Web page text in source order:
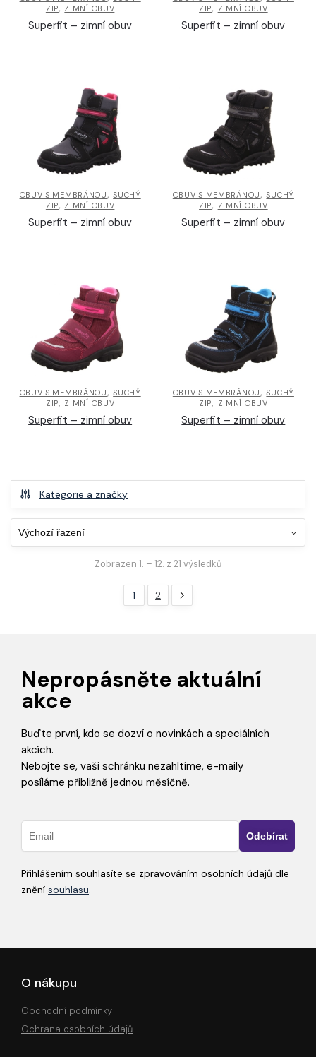
ZIP, ZIMNÍ OBUV
Superfit – zimní obuv
ZIP, ZIMNÍ OBUV
Superfit – zimní obuv
OBUV S MEMBRÁNOU,SUCHÝ
ZIP, ZIMNÍ OBUV
Superfit – zimní obuv
OBUV S MEMBRÁNOU,SUCHÝ
ZIP, ZIMNÍ OBUV
Superfit – zimní obuv
OBUV S MEMBRÁNOU,SUCHÝ
ZIP, ZIMNÍ OBUV
Superfit – zimní obuv
OBUV S MEMBRÁNOU,SUCHÝ
ZIP, ZIMNÍ OBUV
Superfit – zimní obuv
Kategorie a značky
Zobrazen 1. – 12. z 21 výsledků
1 2
Nepropásněte aktuální
akce
Buďte první, kdo se dozví o novinkách a speciálních
akcích.
Nebojte se, vaši schránku nezahltíme, e-maily
posíláme přibližně jednou měsíčně.
Přihlášením souhlasíte se zpravováním osobních údajů dle
znění souhlasu.
O nákupu
Obchodní podmínky
Ochrana osobních údajů